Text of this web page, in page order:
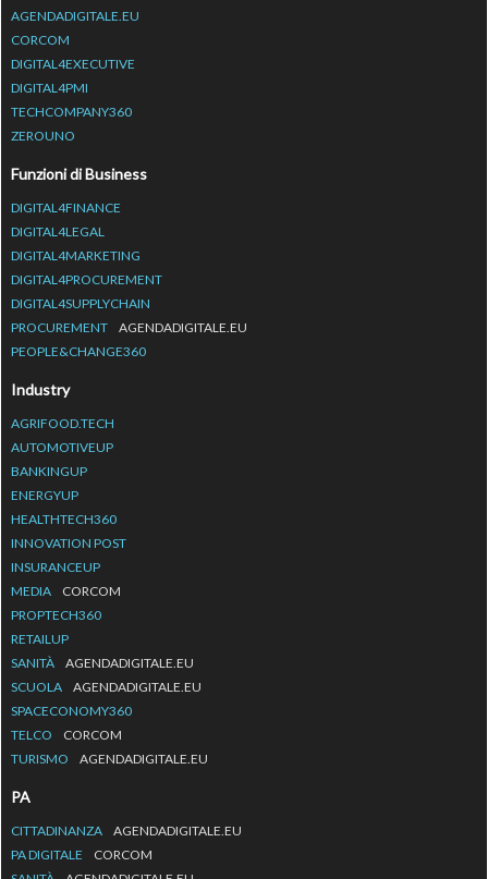
AGENDADIGITALE.EU
CORCOM
DIGITAL4EXECUTIVE
DIGITAL4PMI
TECHCOMPANY360
ZEROUNO
Funzioni di Business
DIGITAL4FINANCE
DIGITAL4LEGAL
DIGITAL4MARKETING
DIGITAL4PROCUREMENT
DIGITAL4SUPPLYCHAIN
PROCUREMENT
AGENDADIGITALE.EU
PEOPLE&CHANGE360
Industry
AGRIFOOD.TECH
AUTOMOTIVEUP
BANKINGUP
ENERGYUP
HEALTHTECH360
INNOVATION POST
INSURANCEUP
MEDIA
CORCOM
PROPTECH360
RETAILUP
SANITÀ
AGENDADIGITALE.EU
SCUOLA
AGENDADIGITALE.EU
SPACECONOMY360
TELCO
CORCOM
TURISMO
AGENDADIGITALE.EU
PA
CITTADINANZA
AGENDADIGITALE.EU
PA DIGITALE
CORCOM